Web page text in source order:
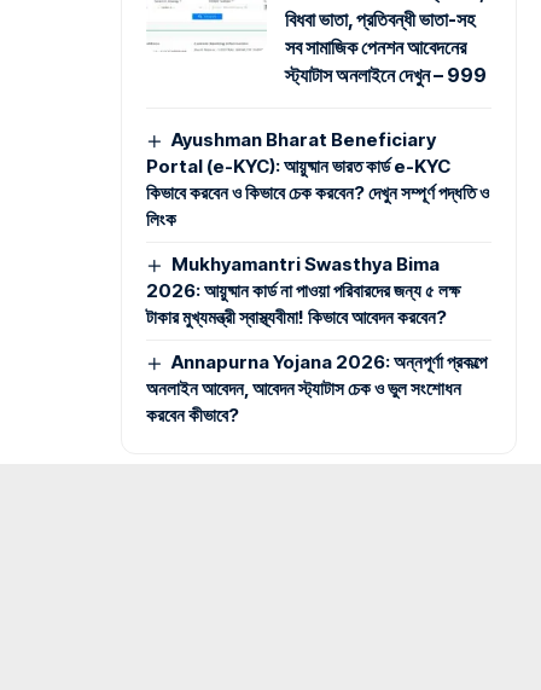
বিধবা ভাতা, প্রতিবন্ধী ভাতা-সহ
সব সামাজিক পেনশন আবেদনের
স্ট্যাটাস অনলাইনে দেখুন – 999
Ayushman Bharat Beneficiary
Portal (e-KYC): আয়ুষ্মান ভারত কার্ড e-KYC
কিভাবে করবেন ও কিভাবে চেক করবেন? দেখুন সম্পূর্ণ পদ্ধতি ও
লিংক
Mukhyamantri Swasthya Bima
2026: আয়ুষ্মান কার্ড না পাওয়া পরিবারদের জন্য ৫ লক্ষ
টাকার মুখ্যমন্ত্রী স্বাস্থ্যবীমা! কিভাবে আবেদন করবেন?
Annapurna Yojana 2026: অন্নপূর্ণা প্রকল্পে
অনলাইন আবেদন, আবেদন স্ট্যাটাস চেক ও ভুল সংশোধন
করবেন কীভাবে?